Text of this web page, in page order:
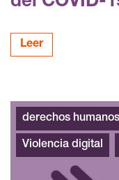
Leer
derechos humanos
Violencia digital